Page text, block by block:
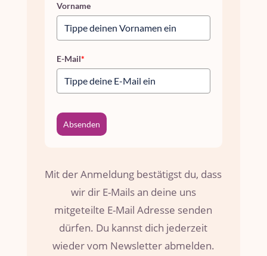
Vorname
E-Mail*
Absenden
Mit der Anmeldung bestätigst du, dass
wir dir E-Mails an deine uns
mitgeteilte E-Mail Adresse senden
dürfen. Du kannst dich jederzeit
wieder vom Newsletter abmelden.